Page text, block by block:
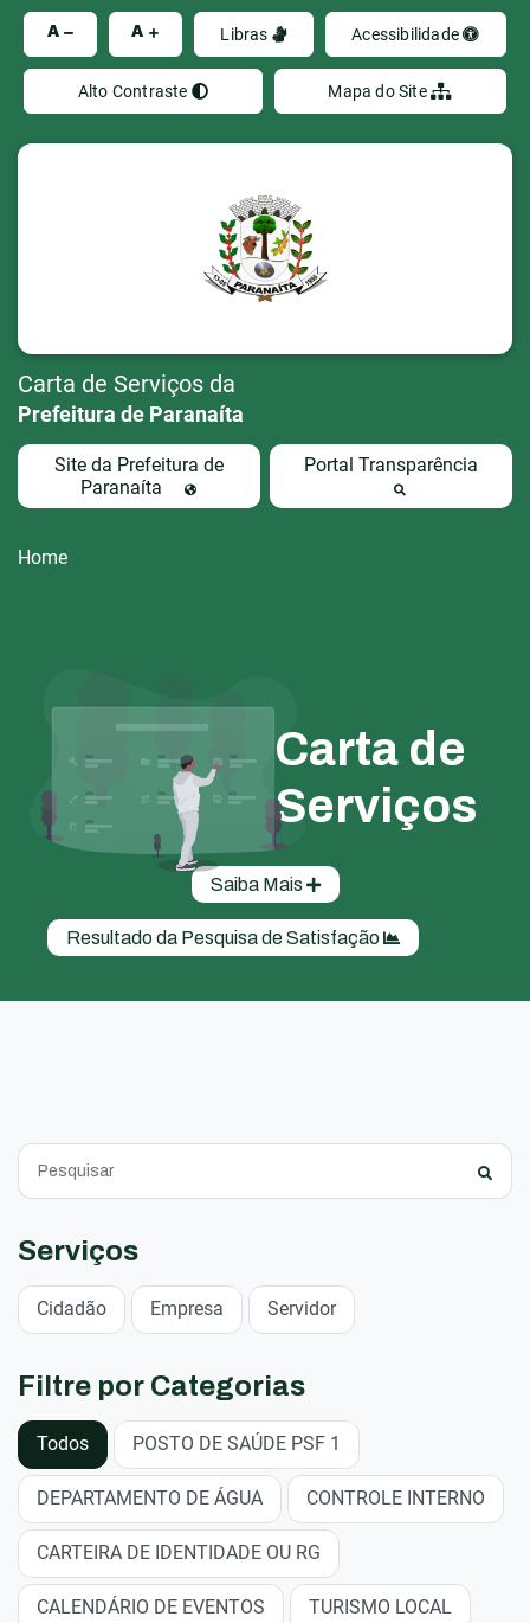
A A Libras Acessibilidade
Alto Contraste Mapa do Site
Carta de Serviços da
Prefeitura de Paranaíta
Site da Prefeitura de
Paranaíta
Portal Transparência
Home
Carta de
Serviços
Saiba Mais
Resultado da Pesquisa de Satisfação
Serviços
Cidadão Empresa Servidor
Filtre por Categorias
Todos POSTO DE SAÚDE PSF 1
DEPARTAMENTO DE ÁGUA CONTROLE INTERNO
CARTEIRA DE IDENTIDADE OU RG
CALENDÁRIO DE EVENTOS TURISMO LOCAL